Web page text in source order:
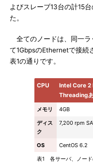
よびスレーブ13台の計15
た。
全てのノードは、同一ラ
て1GbpsのEthernetで接続
表1の通りです。
CPU
Intel Core 2
Threadingあ
メモリ
4GB
ディス
ク
7,200 rpm
OS
CentOS 6.2
表1 各サーバ、ノード